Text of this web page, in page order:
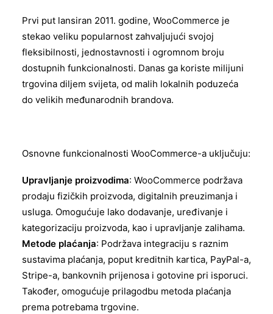
Prvi put lansiran 2011. godine, WooCommerce je
stekao veliku popularnost zahvaljujući svojoj
fleksibilnosti, jednostavnosti i ogromnom broju
dostupnih funkcionalnosti. Danas ga koriste milijuni
trgovina diljem svijeta, od malih lokalnih poduzeća
do velikih međunarodnih brandova.
Osnovne funkcionalnosti WooCommerce-a uključuju:
Upravljanje proizvodima: WooCommerce podržava
prodaju fizičkih proizvoda, digitalnih preuzimanja i
usluga. Omogućuje lako dodavanje, uređivanje i
kategorizaciju proizvoda, kao i upravljanje zalihama.
Metode plaćanja: Podržava integraciju s raznim
sustavima plaćanja, poput kreditnih kartica, PayPal-a,
Stripe-a, bankovnih prijenosa i gotovine pri isporuci.
Također, omogućuje prilagodbu metoda plaćanja
prema potrebama trgovine.